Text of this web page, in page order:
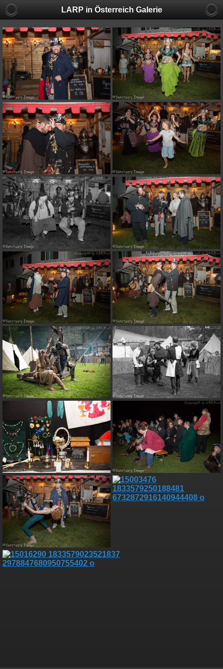
LARP in Österreich Galerie